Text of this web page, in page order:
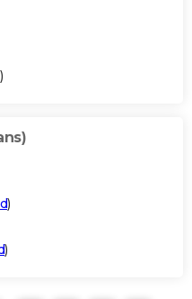
)
)
)